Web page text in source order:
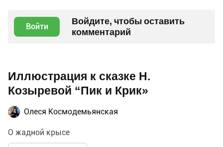
Войти
Войдите, чтобы оставить
комментарий
Иллюстрация к сказке Н.
Козыревой “Пик и Крик»
Олеся Космодемьянская
О жадной крысе